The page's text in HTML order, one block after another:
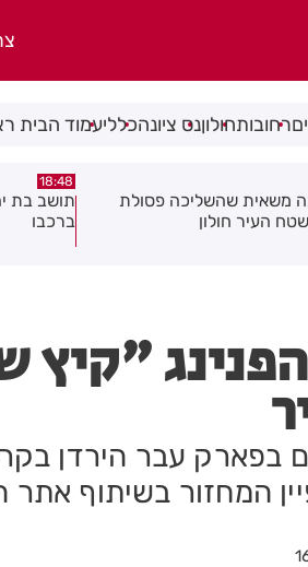
רחובותחולוןנס ציונהכלליעמוד הבית
תושב בת ים נעצר עם 2 רימוני רסס
16:21
יום שני
חוקיים
"קיץ
עבר הירדן
המחזור בשיתוף אתר